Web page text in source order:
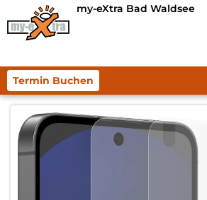
my-eXtra Bad Waldsee
Termin Buchen